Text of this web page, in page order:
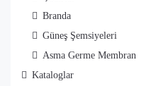
Branda
Güneş Şemsiyeleri
Asma Germe Membran
Kataloglar